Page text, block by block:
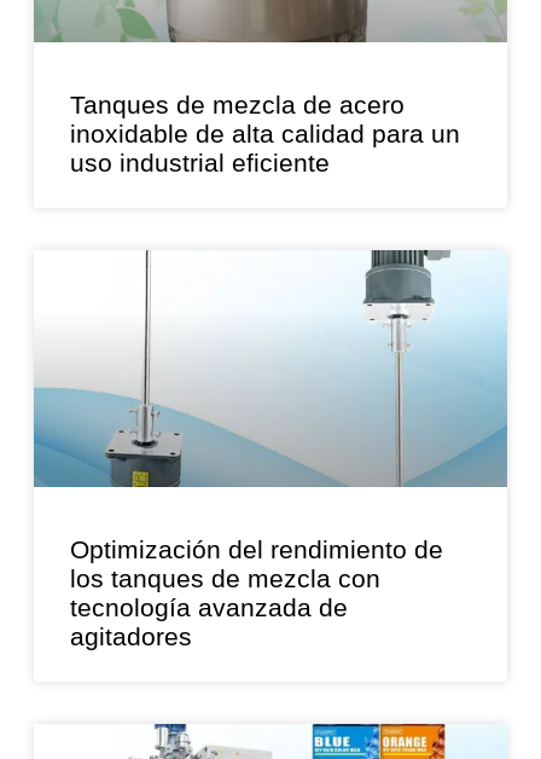
Tanques de mezcla de acero
inoxidable de alta calidad para un
uso industrial eficiente
Optimización del rendimiento de
los tanques de mezcla con
tecnología avanzada de
agitadores